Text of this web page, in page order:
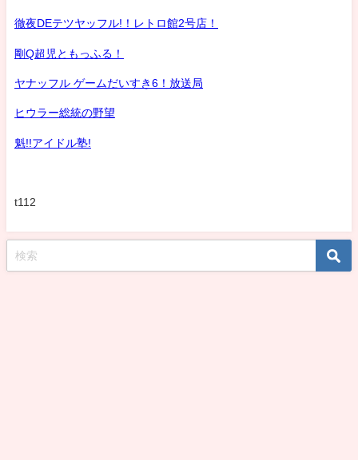
徹夜DEテツヤッフル!！レトロ館2号店！
剛Q超児ともっふる！
ヤナッフル ゲームだいすき6！放送局
ヒウラー総統の野望
魁!!アイドル塾!
t112